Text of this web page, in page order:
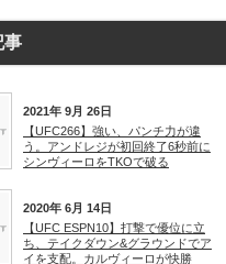
事
2021年 9月 26日
【UFC266】強い、パンチ力が違
う。アンドレジが初回終了6秒前に
シンヴィーロをTKOで破る
2020年 6月 14日
【UFC ESPN10】打撃で優位に立
ち、テイクダウン&グラウンドでア
イを支配。カルヴィーロが快勝